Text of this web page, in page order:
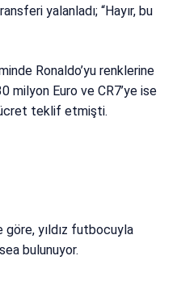
yalanladı; “Hayır, bu
Ronaldo’yu renklerine
milyon Euro ve CR7’ye ise
teklif etmişti.
göre, yıldız futbocuyla
bulunuyor.